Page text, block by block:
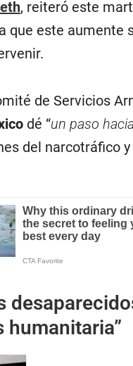
, reiteró este
que este aumente
de Servicios
dé “un paso
del narcotráfico
humanitaria”